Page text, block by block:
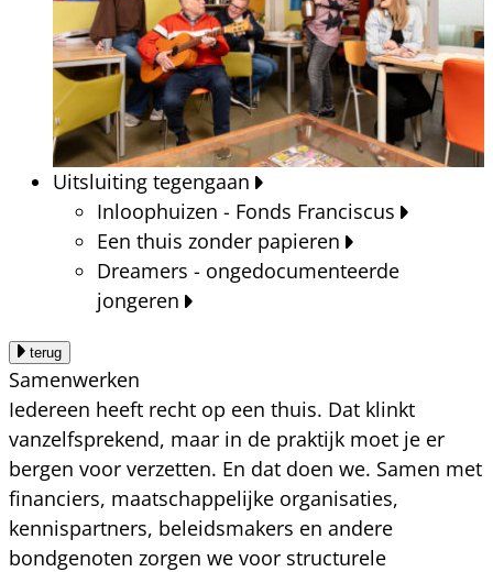
Uitsluiting tegengaan
Inloophuizen - Fonds Franciscus
Een thuis zonder papieren
Dreamers - ongedocumenteerde
jongeren
terug
Samenwerken
Iedereen heeft recht op een thuis. Dat klinkt
vanzelfsprekend, maar in de praktijk moet je er
bergen voor verzetten. En dat doen we. Samen met
financiers, maatschappelijke organisaties,
kennispartners, beleidsmakers en andere
bondgenoten zorgen we voor structurele